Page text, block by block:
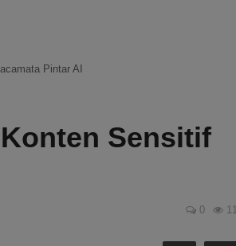
Pintar AI
Sensitif
0 11